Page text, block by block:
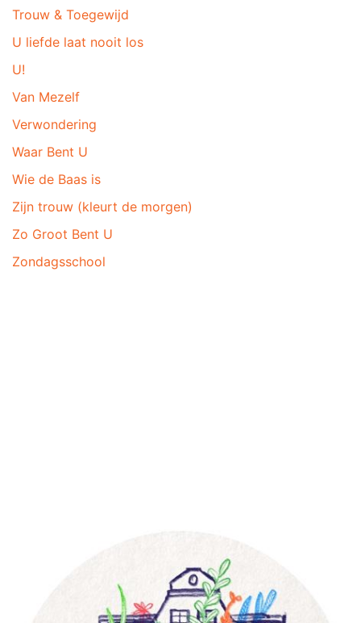
Trouw & Toegewijd
U liefde laat nooit los
U!
Van Mezelf
Verwondering
Waar Bent U
Wie de Baas is
Zijn trouw (kleurt de morgen)
Zo Groot Bent U
Zondagsschool